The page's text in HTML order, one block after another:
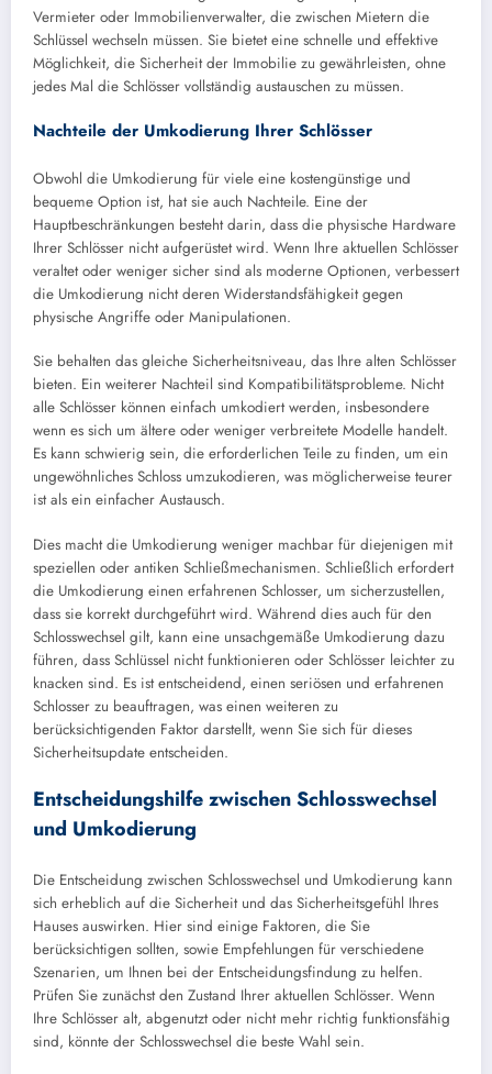
Vermieter oder Immobilienverwalter, die zwischen Mietern die
Schlüssel wechseln müssen. Sie bietet eine schnelle und effektive
Möglichkeit, die Sicherheit der Immobilie zu gewährleisten, ohne
jedes Mal die Schlösser vollständig austauschen zu müssen.
Nachteile der Umkodierung Ihrer Schlösser
Obwohl die Umkodierung für viele eine kostengünstige und
bequeme Option ist, hat sie auch Nachteile. Eine der
Hauptbeschränkungen besteht darin, dass die physische Hardware
Ihrer Schlösser nicht aufgerüstet wird. Wenn Ihre aktuellen Schlösser
veraltet oder weniger sicher sind als moderne Optionen, verbessert
die Umkodierung nicht deren Widerstandsfähigkeit gegen
physische Angriffe oder Manipulationen.
Sie behalten das gleiche Sicherheitsniveau, das Ihre alten Schlösser
bieten. Ein weiterer Nachteil sind Kompatibilitätsprobleme. Nicht
alle Schlösser können einfach umkodiert werden, insbesondere
wenn es sich um ältere oder weniger verbreitete Modelle handelt.
Es kann schwierig sein, die erforderlichen Teile zu finden, um ein
ungewöhnliches Schloss umzukodieren, was möglicherweise teurer
ist als ein einfacher Austausch.
Dies macht die Umkodierung weniger machbar für diejenigen mit
speziellen oder antiken Schließmechanismen. Schließlich erfordert
die Umkodierung einen erfahrenen Schlosser, um sicherzustellen,
dass sie korrekt durchgeführt wird. Während dies auch für den
Schlosswechsel gilt, kann eine unsachgemäße Umkodierung dazu
führen, dass Schlüssel nicht funktionieren oder Schlösser leichter zu
knacken sind. Es ist entscheidend, einen seriösen und erfahrenen
Schlosser zu beauftragen, was einen weiteren zu
berücksichtigenden Faktor darstellt, wenn Sie sich für dieses
Sicherheitsupdate entscheiden.
Entscheidungshilfe zwischen Schlosswechsel
und Umkodierung
Die Entscheidung zwischen Schlosswechsel und Umkodierung kann
sich erheblich auf die Sicherheit und das Sicherheitsgefühl Ihres
Hauses auswirken. Hier sind einige Faktoren, die Sie
berücksichtigen sollten, sowie Empfehlungen für verschiedene
Szenarien, um Ihnen bei der Entscheidungsfindung zu helfen.
Prüfen Sie zunächst den Zustand Ihrer aktuellen Schlösser. Wenn
Ihre Schlösser alt, abgenutzt oder nicht mehr richtig funktionsfähig
sind, könnte der Schlosswechsel die beste Wahl sein.